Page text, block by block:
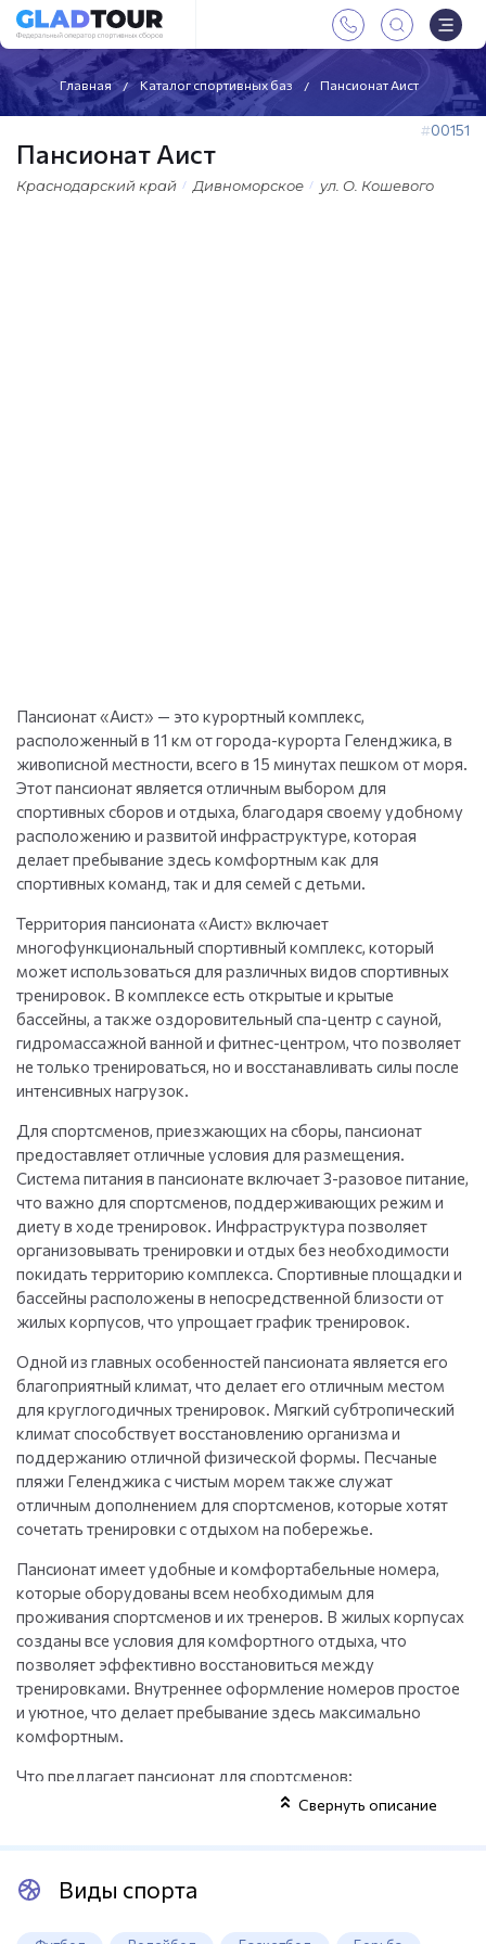
Главная Каталог спортивных баз Пансионат Аист
00151
Пансионат Аист
Краснодарский край Дивноморское ул. O. Кошевого
Пансионат «Аист» — это курортный комплекс,
расположенный в 11 км от города-курорта Геленджика, в
живописной местности, всего в 15 минутах пешком от моря.
Этот пансионат является отличным выбором для
спортивных сборов и отдыха, благодаря своему удобному
расположению и развитой инфраструктуре, которая
делает пребывание здесь комфортным как для
спортивных команд, так и для семей с детьми.
Территория пансионата «Аист» включает
многофункциональный спортивный комплекс, который
может использоваться для различных видов спортивных
тренировок. В комплексе есть открытые и крытые
бассейны, а также оздоровительный спа-центр с сауной,
гидромассажной ванной и фитнес-центром, что позволяет
не только тренироваться, но и восстанавливать силы после
интенсивных нагрузок.
Для спортсменов, приезжающих на сборы, пансионат
предоставляет отличные условия для размещения.
Система питания в пансионате включает 3-разовое питание,
что важно для спортсменов, поддерживающих режим и
диету в ходе тренировок. Инфраструктура позволяет
организовывать тренировки и отдых без необходимости
покидать территорию комплекса. Спортивные площадки и
бассейны расположены в непосредственной близости от
жилых корпусов, что упрощает график тренировок.
Одной из главных особенностей пансионата является его
благоприятный климат, что делает его отличным местом
для круглогодичных тренировок. Мягкий субтропический
климат способствует восстановлению организма и
поддержанию отличной физической формы. Песчаные
пляжи Геленджика с чистым морем также служат
отличным дополнением для спортсменов, которые хотят
сочетать тренировки с отдыхом на побережье.
Пансионат имеет удобные и комфортабельные номера,
которые оборудованы всем необходимым для
проживания спортсменов и их тренеров. В жилых корпусах
созданы все условия для комфортного отдыха, что
позволяет эффективно восстановиться между
тренировками. Внутреннее оформление номеров простое
и уютное, что делает пребывание здесь максимально
комфортным.
Что предлагает пансионат для спортсменов:
Многофункциональный спортивный комплекс с
ванной и фитнес-центром.
Благоприятный климат и живописная природа,
Свернуть описание
Виды спорта